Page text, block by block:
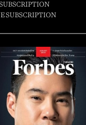
SUBSCRIPTION